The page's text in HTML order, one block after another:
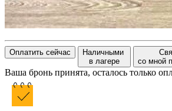
Оплатить сейчас
Наличными
в лагере
Ваша бронь принята, осталось только